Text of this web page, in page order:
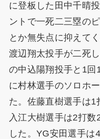
に登板した田中千晴
ントで一死二三塁の
とか無失点に抑えて
渡辺翔太投手が二死
の中込陽翔投手と1回
に村林選手のソロホ
た。佐藤直樹選手は1
入江大樹選手は2打数
した。YG安田選手